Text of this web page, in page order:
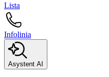
Lista
Infolinia
Asystent AI